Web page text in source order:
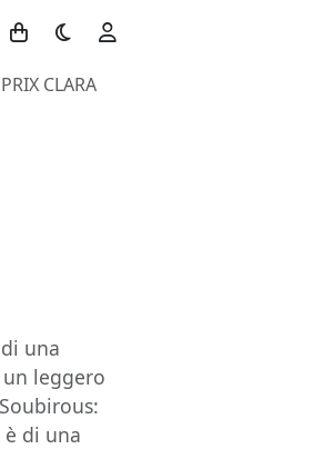
Toggle theme
PRIX CLARA
una
leggero
di una